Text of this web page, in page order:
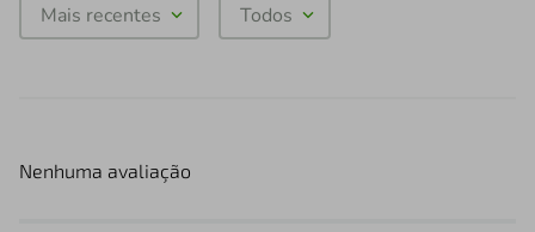
Mais recentes Todos
Nenhuma avaliação